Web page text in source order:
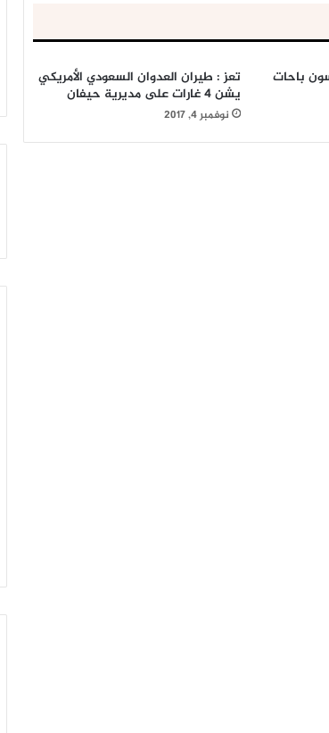
باحات
تعز : طيران العدوان السعودي الأمريكي
يشن 4 غارات على مديرية حيفان
نوفمبر 4, 2017